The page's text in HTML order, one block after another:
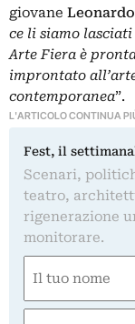
giovane
ce li siamo lasciati
Arte Fiera è
improntato
contemporanea”.
L'ARTICOLO CONTINUA
Fest, il
Scenari,
teatro,
rigenerazione
monitorare.
(Required)
First